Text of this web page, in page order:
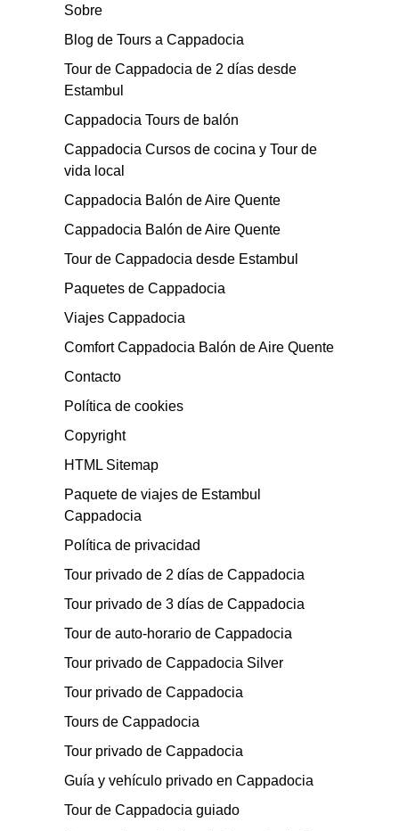
Sobre
Blog de Tours a Cappadocia
Tour de Cappadocia de 2 días desde
Estambul
Cappadocia Tours de balón
Cappadocia Cursos de cocina y Tour de
vida local
Cappadocia Balón de Aire Quente
Cappadocia Balón de Aire Quente
Tour de Cappadocia desde Estambul
Paquetes de Cappadocia
Viajes Cappadocia
Comfort Cappadocia Balón de Aire Quente
Contacto
Política de cookies
Copyright
HTML Sitemap
Paquete de viajes de Estambul
Cappadocia
Política de privacidad
Tour privado de 2 días de Cappadocia
Tour privado de 3 días de Cappadocia
Tour de auto-horario de Cappadocia
Tour privado de Cappadocia Silver
Tour privado de Cappadocia
Tours de Cappadocia
Tour privado de Cappadocia
Guía y vehículo privado en Cappadocia
Tour de Cappadocia guiado